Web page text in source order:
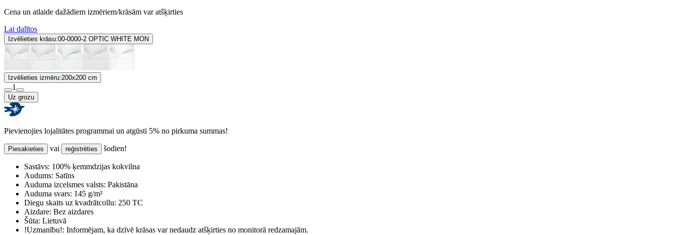
Cena un atlaide dažādiem izmēriem/krāsām var atšķirties
Lai dalītos
Izvēlieties krāsu:00-0000-2 OPTIC WHITE MON
Izvēlieties izmēru:200x200 cm
1
Uz grozu
Pievienojies lojalitātes programmai un atgūsti 5% no pirkuma summas!
Piesakieties vai reģistrēties šodien!
Sastāvs: 100% ķemmdzijas kokvilna
Audums: Satīns
Auduma izcelsmes valsts: Pakistāna
Auduma svars: 145 g/m²
Diegu skaits uz kvadrātcollu: 250 TC
Aizdare: Bez aizdares
Šūta: Lietuvā
!Uzmanību!: Informējam, ka dzīvē krāsas var nedaudz atšķirties no monitorā redzamajām.